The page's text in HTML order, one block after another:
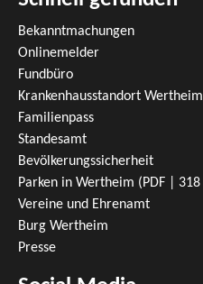
Bekanntmachungen
Onlinemelder
Fundbüro
Krankenhausstandort Wertheim
Familienpass
Standesamt
Bevölkerungssicherheit
Parken in Wertheim (PDF | 318
Vereine und Ehrenamt
Burg Wertheim
Presse